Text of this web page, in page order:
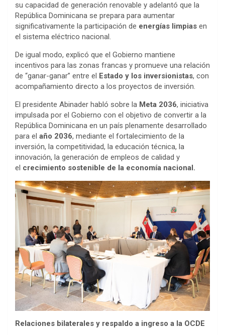
su capacidad de generación renovable y adelantó que la
República Dominicana se prepara para aumentar
significativamente la participación de energías limpias en
el sistema eléctrico nacional.
De igual modo, explicó que el Gobierno mantiene
incentivos para las zonas francas y promueve una relación
de “ganar-ganar” entre el Estado y los inversionistas, con
acompañamiento directo a los proyectos de inversión.
El presidente Abinader habló sobre la Meta 2036, iniciativa
impulsada por el Gobierno con el objetivo de convertir a la
República Dominicana en un país plenamente desarrollado
para el año 2036, mediante el fortalecimiento de la
inversión, la competitividad, la educación técnica, la
innovación, la generación de empleos de calidad y
el crecimiento sostenible de la economía nacional.
Relaciones bilaterales y respaldo a ingreso a la OCDE